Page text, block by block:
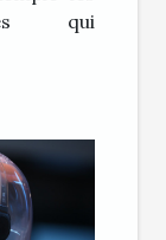
qui